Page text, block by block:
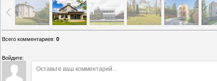
Всего комментариев: 0
Войдите: